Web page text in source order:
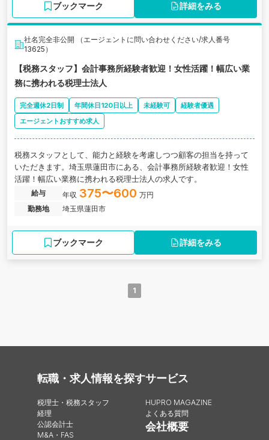
ブックマーク 詳細をみる
社名完全非公開 （エージェントに問い合わせください/求人番号
13625）
【税務スタッフ】会計事務所経験者歓迎！女性活躍！幅広い業
務に携われる税理士法人
完全週休2日制 年間休日120日以上 未経験可
経験者優遇
エージェントおすすめ求人
税務スタッフとして、能力と経験を考慮しつつ顧客の担当を持って
いただきます。埼玉県蓮田市にある、会計事務所経験者歓迎！女性
活躍！幅広い業務に携われる税理士法人の求人です。
給与 年収 375〜600 万円
勤務地
埼玉県蓮田市
ブックマーク 詳細をみる
1
転職・求人情報を探す
税理士・税務スタッフ
経理
公認会計士
M&A・FAS
サービス
HUPRO MAGAZINE
よくある質問
会社概要